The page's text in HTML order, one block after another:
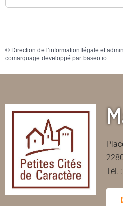
© Direction de l’information légale et
comarquage developpé par baseo.io
Tél.